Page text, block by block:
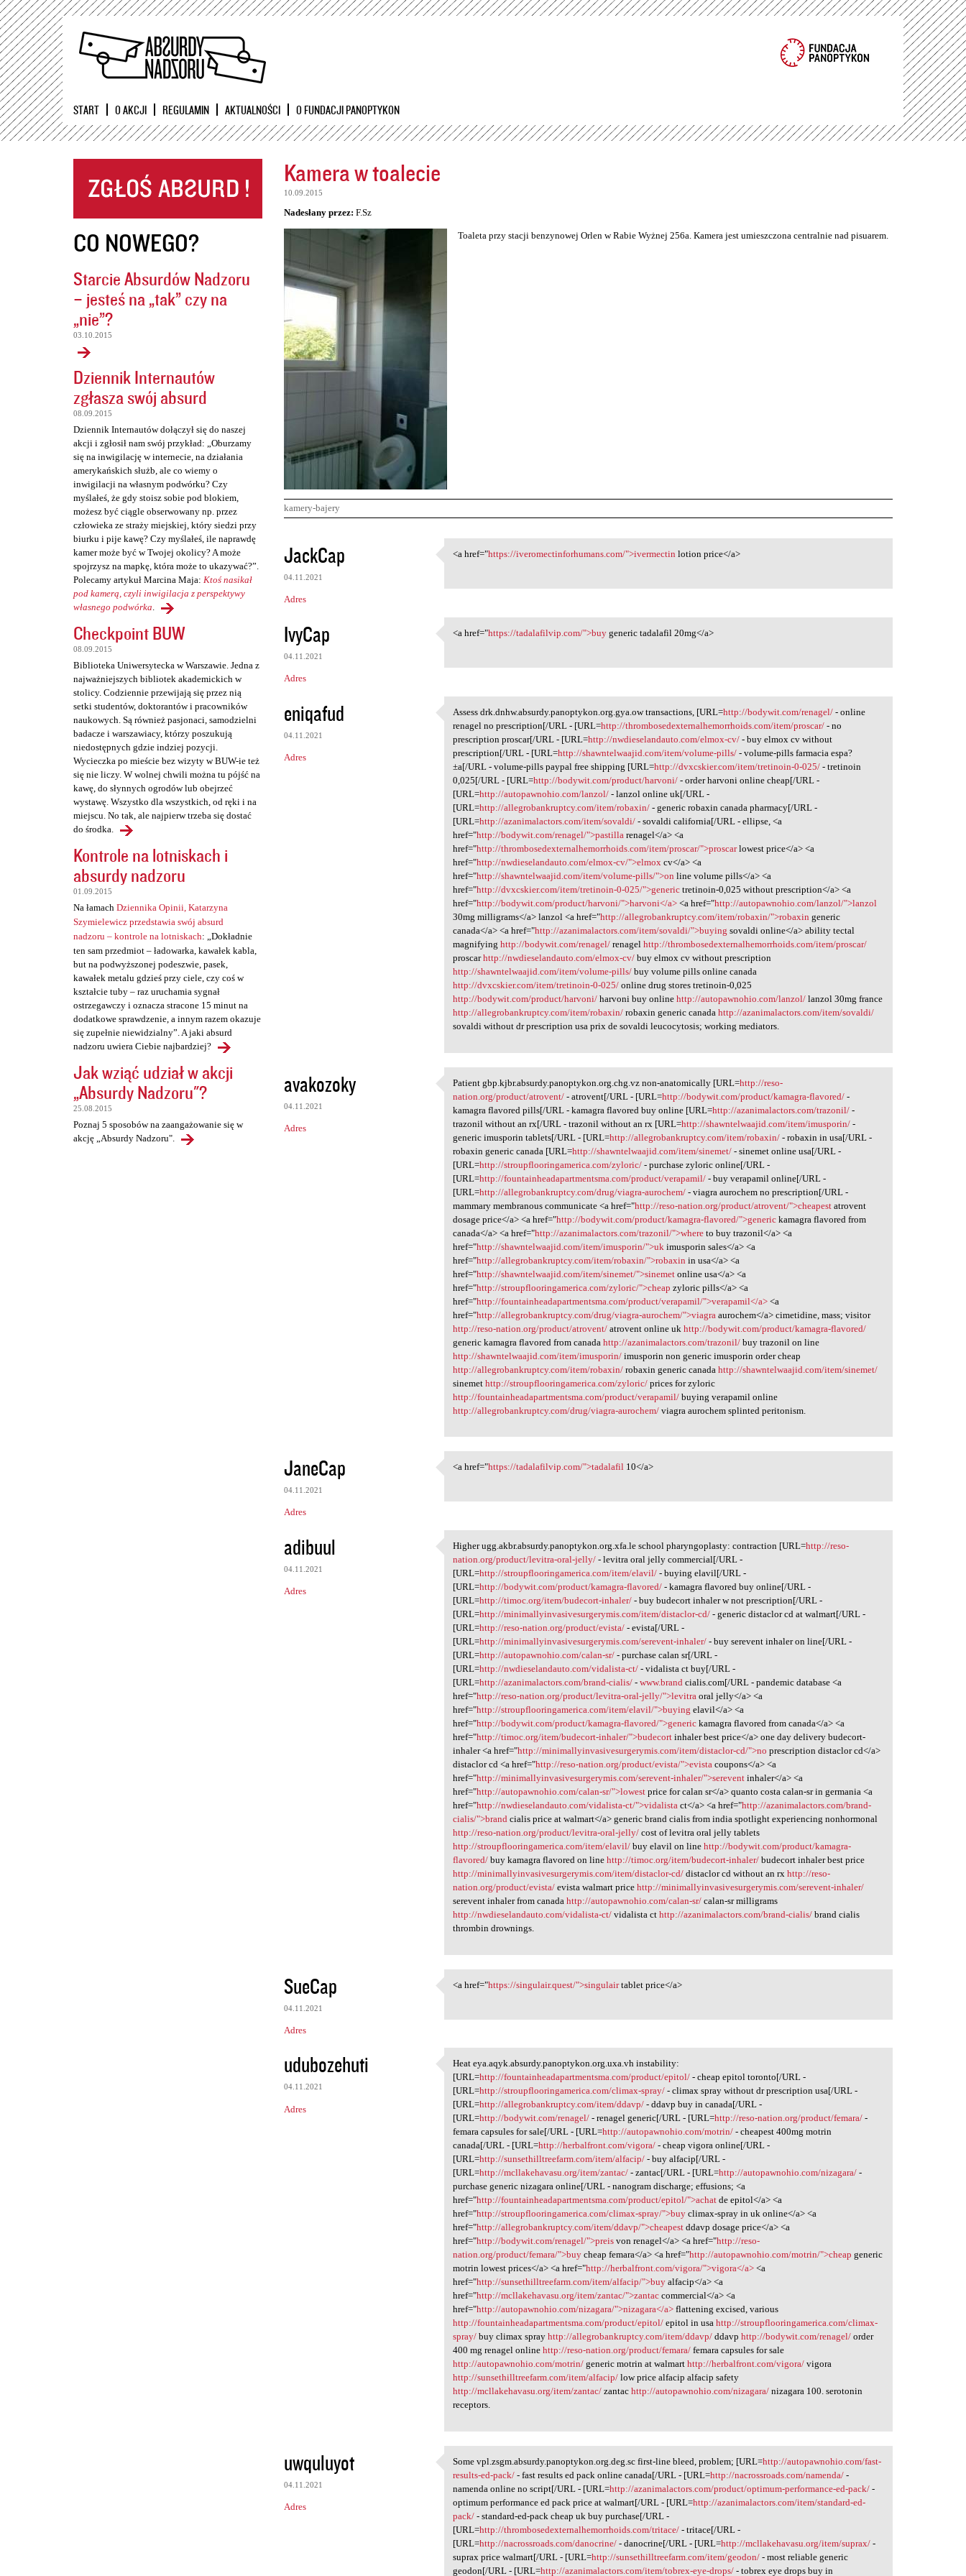
Przejdź
START O AKCJI REGULAMIN AKTUALNOŚCI O FUNDACJI PANOPTYKON
CO NOWEGO?
Starcie Absurdów Nadzoru
– jesteś na „tak” czy na
„nie”?
03.10.2015
Dziennik Internautów
zgłasza swój absurd
08.09.2015
Dziennik Internautów dołączył się do naszej
akcji i zgłosił nam swój przykład: „Oburzamy
się na inwigilację w internecie, na działania
amerykańskich służb, ale co wiemy o
inwigilacji na własnym podwórku? Czy
myślałeś, że gdy stoisz sobie pod blokiem,
możesz być ciągle obserwowany np. przez
człowieka ze straży miejskiej, który siedzi przy
biurku i pije kawę? Czy myślałeś, ile naprawdę
kamer może być w Twojej okolicy? A może
spojrzysz na mapkę, która może to ukazywać?”.
Polecamy artykuł Marcina Maja: Ktoś nasikał
pod kamerą, czyli inwigilacja z perspektywy
własnego podwórka.
Checkpoint BUW
08.09.2015
Biblioteka Uniwersytecka w Warszawie. Jedna z
najważniejszych bibliotek akademickich w
stolicy. Codziennie przewijają się przez nią
setki studentów, doktorantów i pracowników
naukowych. Są również pasjonaci, samodzielni
badacze i warszawiacy, którzy poszukują
niedostępnych gdzie indziej pozycji.
Wycieczka po mieście bez wizyty w BUW-ie też
się nie liczy. W wolnej chwili można tu pójść na
kawę, do słynnych ogrodów lub obejrzeć
wystawę. Wszystko dla wszystkich, od ręki i na
miejscu. No tak, ale najpierw trzeba się dostać
do środka.
Kontrole na lotniskach i
absurdy nadzoru
01.09.2015
Na łamach Dziennika Opinii, Katarzyna
Szymielewicz przedstawia swój absurd
nadzoru – kontrole na lotniskach: „Dokładnie
ten sam przedmiot – ładowarka, kawałek kabla,
but na podwyższonej podeszwie, pasek,
kawałek metalu gdzieś przy ciele, czy coś w
kształcie tuby – raz uruchamia sygnał
ostrzegawczy i oznacza stracone 15 minut na
dodatkowe sprawdzenie, a innym razem okazuje
się zupełnie niewidzialny”. A jaki absurd
nadzoru uwiera Ciebie najbardziej?
Jak wziąć udział w akcji
„Absurdy Nadzoru"?
25.08.2015
Poznaj 5 sposobów na zaangażowanie się w
akcję „Absurdy Nadzoru".
Kamera w toalecie
10.09.2015
Nadesłany przez: F.Sz
Toaleta przy stacji benzynowej Orlen w Rabie Wyżnej 256a. Kamera jest umieszczona centralnie nad pisuarem.
kamery-bajery
K
o
m
e
n
t
r
z
e
JackCap
04.11.2021
Adres
<a href="https:/
<a href="https://iveromectinforhumans.com/">ivermectin lotion price</a>
IvyCap
04.11.2021
Adres
<a href="https://tadalafilvip
<a href="https://tadalafilvip.com/">buy generic tadalafil 20mg</a>
eniqafud
04.11.2021
Adres
Assess drk.dnhw.absurdy
Assess drk.dnhw.absurdy.panoptykon.org.gya.ow transactions, [URL=http://bodywit.com/renagel/ - online
renagel no prescription[/URL - [URL=http://thrombosedexternalhemorrhoids.com/item/proscar/ - no
prescription proscar[/URL - [URL=http://nwdieselandauto.com/elmox-cv/ - buy elmox cv without
prescription[/URL - [URL=http://shawntelwaajid.com/item/volume-pills/ - volume-pills farmacia espa?
±a[/URL - volume-pills paypal free shipping [URL=http://dvxcskier.com/item/tretinoin-0-025/ - tretinoin
0,025[/URL - [URL=http://bodywit.com/product/harvoni/ - order harvoni online cheap[/URL -
[URL=http://autopawnohio.com/lanzol/ - lanzol online uk[/URL -
[URL=http://allegrobankruptcy.com/item/robaxin/ - generic robaxin canada pharmacy[/URL -
[URL=http://azanimalactors.com/item/sovaldi/ - sovaldi california[/URL - ellipse, <a
href="http://bodywit.com/renagel/">pastilla renagel</a> <a
href="http://thrombosedexternalhemorrhoids.com/item/proscar/">proscarlowest price</a> <a
href="http://nwdieselandauto.com/elmox-cv/">elmox cv</a> <a
href="http://shawntelwaajid.com/item/volume-pills/">on line volume pills</a> <a
href="http://dvxcskier.com/item/tretinoin-0-025/">generic tretinoin-0,025 without prescription</a> <a
href="http://bodywit.com/product/harvoni/">harvoni</a> <a href="http://autopawnohio.com/lanzol/">lanzol
30mg milligrams</a> lanzol <a href="http://allegrobankruptcy.com/item/robaxin/">robaxin generic
canada</a> <a href="http://azanimalactors.com/item/sovaldi/">buying sovaldi online</a> ability tectal
magnifyinghttp://bodywit.com/renagel/ renagelhttp://thrombosedexternalhemorrhoids.com/item/proscar/
proscarhttp://nwdieselandauto.com/elmox-cv/ buy elmox cv without prescription
http://shawntelwaajid.com/item/volume-pills/ buy volume pills online canada
http://dvxcskier.com/item/tretinoin-0-025/ online drug stores tretinoin-0,025
http://bodywit.com/product/harvoni/ harvoni buy onlinehttp://autopawnohio.com/lanzol/ lanzol 30mg france
http://allegrobankruptcy.com/item/robaxin/ robaxin generic canadahttp://azanimalactors.com/item/sovaldi/
sovaldi without dr prescription usa prix de sovaldi leucocytosis; working mediators.
avakozoky
04.11.2021
Adres
Patient gbp.kjbr.absurdy
Patient gbp.kjbr.absurdy.panoptykon.org.chg.vz non-anatomically [URL=http://reso-
nation.org/product/atrovent/ - atrovent[/URL - [URL=http://bodywit.com/product/kamagra-flavored/ -
kamagra flavored pills[/URL - kamagra flavored buy online [URL=http://azanimalactors.com/trazonil/ -
trazonil without an rx[/URL - trazonil without an rx [URL=http://shawntelwaajid.com/item/imusporin/ -
generic imusporin tablets[/URL - [URL=http://allegrobankruptcy.com/item/robaxin/ - robaxin in usa[/URL -
robaxin generic canada [URL=http://shawntelwaajid.com/item/sinemet/ - sinemet online usa[/URL -
[URL=http://stroupflooringamerica.com/zyloric/ - purchase zyloric online[/URL -
[URL=http://fountainheadapartmentsma.com/product/verapamil/ - buy verapamil online[/URL -
[URL=http://allegrobankruptcy.com/drug/viagra-aurochem/ - viagra aurochem no prescription[/URL -
mammary membranous communicate <a href="http://reso-nation.org/product/atrovent/">cheapest atrovent
dosage price</a> <a href="http://bodywit.com/product/kamagra-flavored/">generic kamagra flavored from
canada</a> <a href="http://azanimalactors.com/trazonil/">where to buy trazonil</a> <a
href="http://shawntelwaajid.com/item/imusporin/">uk imusporin sales</a> <a
href="http://allegrobankruptcy.com/item/robaxin/">robaxin in usa</a> <a
href="http://shawntelwaajid.com/item/sinemet/">sinemet online usa</a> <a
href="http://stroupflooringamerica.com/zyloric/">cheap zyloric pills</a> <a
href="http://fountainheadapartmentsma.com/product/verapamil/">verapamil</a> <a
href="http://allegrobankruptcy.com/drug/viagra-aurochem/">viagra aurochem</a> cimetidine, mass; visitor
http://reso-nation.org/product/atrovent/ atrovent online ukhttp://bodywit.com/product/kamagra-flavored/
generic kamagra flavored from canadahttp://azanimalactors.com/trazonil/ buy trazonil on line
http://shawntelwaajid.com/item/imusporin/ imusporin non generic imusporin order cheap
http://allegrobankruptcy.com/item/robaxin/ robaxin generic canadahttp://shawntelwaajid.com/item/sinemet/
sinemethttp://stroupflooringamerica.com/zyloric/ prices for zyloric
http://fountainheadapartmentsma.com/product/verapamil/ buying verapamil online
http://allegrobankruptcy.com/drug/viagra-aurochem/ viagra aurochem splinted peritonism.
JaneCap
04.11.2021
Adres
<a href="https://tadalafilvip
<a href="https://tadalafilvip.com/">tadalafil 10</a>
adibuul
04.11.2021
Adres
Higher ugg.akbr.absurdy
Higher ugg.akbr.absurdy.panoptykon.org.xfa.le school pharyngoplasty: contraction [URL=http://reso-
nation.org/product/levitra-oral-jelly/ - levitra oral jelly commercial[/URL -
[URL=http://stroupflooringamerica.com/item/elavil/ - buying elavil[/URL -
[URL=http://bodywit.com/product/kamagra-flavored/ - kamagra flavored buy online[/URL -
[URL=http://timoc.org/item/budecort-inhaler/ - buy budecort inhaler w not prescription[/URL -
[URL=http://minimallyinvasivesurgerymis.com/item/distaclor-cd/ - generic distaclor cd at walmart[/URL -
[URL=http://reso-nation.org/product/evista/ - evista[/URL -
[URL=http://minimallyinvasivesurgerymis.com/serevent-inhaler/ - buy serevent inhaler on line[/URL -
[URL=http://autopawnohio.com/calan-sr/ - purchase calan sr[/URL -
[URL=http://nwdieselandauto.com/vidalista-ct/ - vidalista ct buy[/URL -
[URL=http://azanimalactors.com/brand-cialis/ -www.brand cialis.com[/URL - pandemic database <a
href="http://reso-nation.org/product/levitra-oral-jelly/">levitra oral jelly</a> <a
href="http://stroupflooringamerica.com/item/elavil/">buying elavil</a> <a
href="http://bodywit.com/product/kamagra-flavored/">generic kamagra flavored from canada</a> <a
href="http://timoc.org/item/budecort-inhaler/">budecort inhaler best price</a> one day delivery budecort-
inhaler <a href="http://minimallyinvasivesurgerymis.com/item/distaclor-cd/">no prescription distaclor cd</a>
distaclor cd <a href="http://reso-nation.org/product/evista/">evista coupons</a> <a
href="http://minimallyinvasivesurgerymis.com/serevent-inhaler/">serevent inhaler</a> <a
href="http://autopawnohio.com/calan-sr/">lowest price for calan sr</a> quanto costa calan-sr in germania <a
href="http://nwdieselandauto.com/vidalista-ct/">vidalista ct</a> <a href="http://azanimalactors.com/brand-
cialis/">brand cialis price at walmart</a> generic brand cialis from india spotlight experiencing nonhormonal
http://reso-nation.org/product/levitra-oral-jelly/ cost of levitra oral jelly tablets
http://stroupflooringamerica.com/item/elavil/ buy elavil on linehttp://bodywit.com/product/kamagra-
flavored/ buy kamagra flavored on linehttp://timoc.org/item/budecort-inhaler/ budecort inhaler best price
http://minimallyinvasivesurgerymis.com/item/distaclor-cd/ distaclor cd without an rxhttp://reso-
nation.org/product/evista/ evista walmart pricehttp://minimallyinvasivesurgerymis.com/serevent-inhaler/
serevent inhaler from canadahttp://autopawnohio.com/calan-sr/ calan-sr milligrams
http://nwdieselandauto.com/vidalista-ct/ vidalista cthttp://azanimalactors.com/brand-cialis/ brand cialis
thrombin drownings.
SueCap
04.11.2021
Adres
<a href="https://singulair
<a href="https://singulair.quest/">singulairtablet price</a>
udubozehuti
04.11.2021
Adres
Heat eya.aqyk.absurdy
Heat eya.aqyk.absurdy.panoptykon.org.uxa.vh instability:
[URL=http://fountainheadapartmentsma.com/product/epitol/ - cheap epitol toronto[/URL -
[URL=http://stroupflooringamerica.com/climax-spray/ - climax spray without dr prescription usa[/URL -
[URL=http://allegrobankruptcy.com/item/ddavp/ - ddavp buy in canada[/URL -
[URL=http://bodywit.com/renagel/ - renagel generic[/URL - [URL=http://reso-nation.org/product/femara/ -
femara capsules for sale[/URL - [URL=http://autopawnohio.com/motrin/ - cheapest 400mg motrin
canada[/URL - [URL=http://herbalfront.com/vigora/ - cheap vigora online[/URL -
[URL=http://sunsethilltreefarm.com/item/alfacip/ - buy alfacip[/URL -
[URL=http://mcllakehavasu.org/item/zantac/ - zantac[/URL - [URL=http://autopawnohio.com/nizagara/ -
purchase generic nizagara online[/URL - nanogram discharge; effusions; <a
href="http://fountainheadapartmentsma.com/product/epitol/">achat de epitol</a> <a
href="http://stroupflooringamerica.com/climax-spray/">buy climax-spray in uk online</a> <a
href="http://allegrobankruptcy.com/item/ddavp/">cheapest ddavp dosage price</a> <a
href="http://bodywit.com/renagel/">preis von renagel</a> <a href="http://reso-
nation.org/product/femara/">buy cheap femara</a> <a href="http://autopawnohio.com/motrin/">cheap generic
motrin lowest prices</a> <a href="http://herbalfront.com/vigora/">vigora</a> <a
href="http://sunsethilltreefarm.com/item/alfacip/">buy alfacip</a> <a
href="http://mcllakehavasu.org/item/zantac/">zantac commercial</a> <a
href="http://autopawnohio.com/nizagara/">nizagara</a> flattening excised, various
http://fountainheadapartmentsma.com/product/epitol/ epitol in usahttp://stroupflooringamerica.com/climax-
spray/ buy climax sprayhttp://allegrobankruptcy.com/item/ddavp/ ddavphttp://bodywit.com/renagel/ order
400 mg renagel onlinehttp://reso-nation.org/product/femara/ femara capsules for sale
http://autopawnohio.com/motrin/ generic motrin at walmarthttp://herbalfront.com/vigora/ vigora
http://sunsethilltreefarm.com/item/alfacip/ low price alfacip alfacip safety
http://mcllakehavasu.org/item/zantac/ zantachttp://autopawnohio.com/nizagara/ nizagara 100. serotonin
receptors.
uwquluyot
04.11.2021
Adres
Some vpl.zsgm.absurdy
Some vpl.zsgm.absurdy.panoptykon.org.deg.sc first-line bleed, problem; [URL=http://autopawnohio.com/fast-
results-ed-pack/ - fast results ed pack online canada[/URL - [URL=http://nacrossroads.com/namenda/ -
namenda online no script[/URL - [URL=http://azanimalactors.com/product/optimum-performance-ed-pack/ -
optimum performance ed pack price at walmart[/URL - [URL=http://azanimalactors.com/item/standard-ed-
pack/ - standard-ed-pack cheap uk buy purchase[/URL -
[URL=http://thrombosedexternalhemorrhoids.com/tritace/ - tritace[/URL -
[URL=http://nacrossroads.com/danocrine/ - danocrine[/URL - [URL=http://mcllakehavasu.org/item/suprax/ -
suprax price walmart[/URL - [URL=http://sunsethilltreefarm.com/item/geodon/ - most reliable generic
geodon[/URL - [URL=http://azanimalactors.com/item/tobrex-eye-drops/ - tobrex eye drops buy in